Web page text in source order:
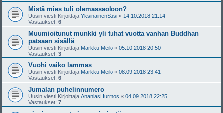
Mistä mies tuli olemassaoloon?
Uusin viesti Kirjoittaja YksinäinenSusi « 14.10.2018 21:14
Vastaukset: 6
Muumioitunut munkki yli tuhat vuotta vanhan Buddhan
patsaan sisällä
Uusin viesti Kirjoittaja Markku Meilo « 05.10.2018 20:50
Vastaukset: 3
Vuohi vaiko lammas
Uusin viesti Kirjoittaja Markku Meilo « 08.09.2018 23:41
Vastaukset: 6
Jumalan puhelinnumero
Uusin viesti Kirjoittaja AnaniasHurmos « 04.09.2018 22:25
Vastaukset: 7